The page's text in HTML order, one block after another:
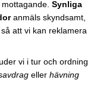
Synliga
anmäls skyndsamt,
att vi kan reklamera
vi i tur och ordning
eller hävning